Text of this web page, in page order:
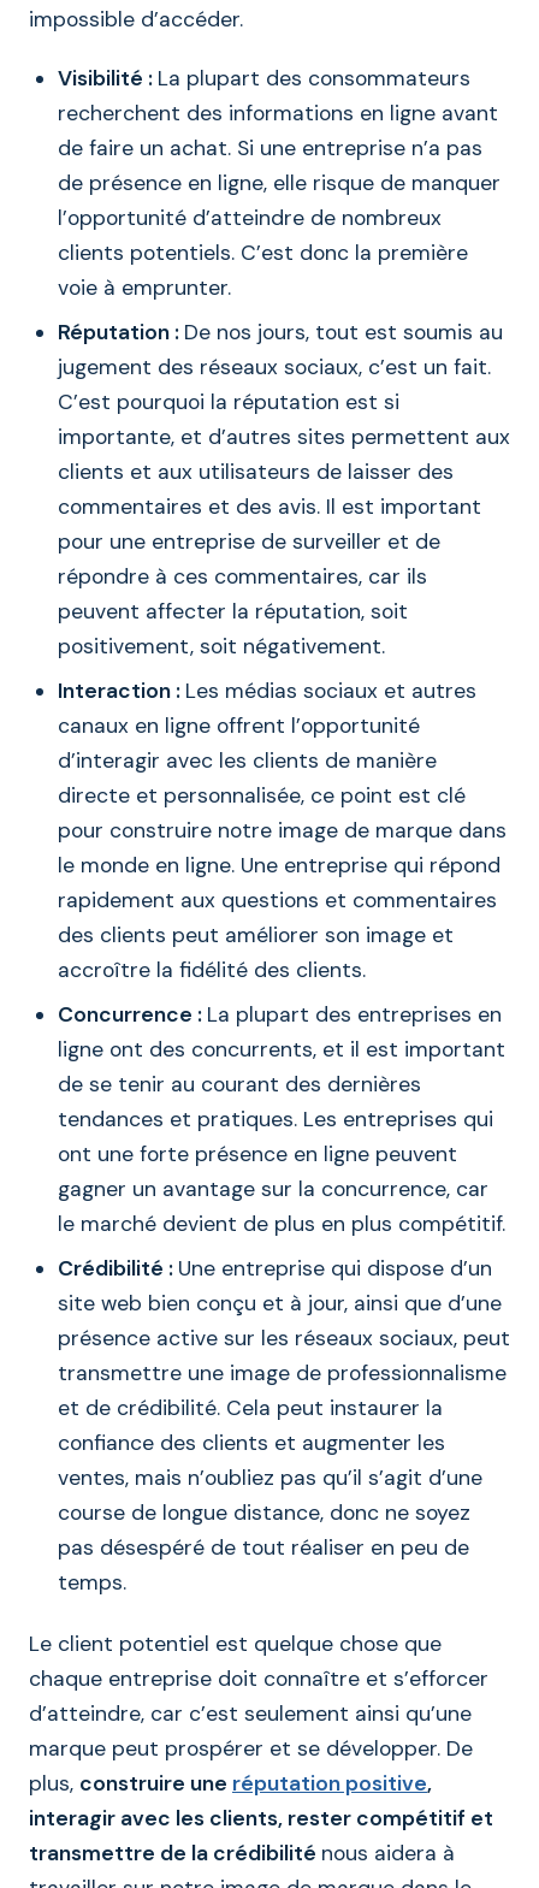
impossible d’accéder.
Visibilité : La plupart des consommateurs
recherchent des informations en ligne avant
de faire un achat. Si une entreprise n’a pas
de présence en ligne, elle risque de manquer
l’opportunité d’atteindre de nombreux
clients potentiels. C’est donc la première
voie à emprunter.
Réputation : De nos jours, tout est soumis au
jugement des réseaux sociaux, c’est un fait.
C’est pourquoi la réputation est si
importante, et d’autres sites permettent aux
clients et aux utilisateurs de laisser des
commentaires et des avis. Il est important
pour une entreprise de surveiller et de
répondre à ces commentaires, car ils
peuvent affecter la réputation, soit
positivement, soit négativement.
Interaction : Les médias sociaux et autres
canaux en ligne offrent l’opportunité
d’interagir avec les clients de manière
directe et personnalisée, ce point est clé
pour construire notre image de marque dans
le monde en ligne. Une entreprise qui répond
rapidement aux questions et commentaires
des clients peut améliorer son image et
accroître la fidélité des clients.
Concurrence : La plupart des entreprises en
ligne ont des concurrents, et il est important
de se tenir au courant des dernières
tendances et pratiques. Les entreprises qui
ont une forte présence en ligne peuvent
gagner un avantage sur la concurrence, car
le marché devient de plus en plus compétitif.
Crédibilité : Une entreprise qui dispose d’un
site web bien conçu et à jour, ainsi que d’une
présence active sur les réseaux sociaux, peut
transmettre une image de professionnalisme
et de crédibilité. Cela peut instaurer la
confiance des clients et augmenter les
ventes, mais n’oubliez pas qu’il s’agit d’une
course de longue distance, donc ne soyez
pas désespéré de tout réaliser en peu de
temps.
Le client potentiel est quelque chose que
chaque entreprise doit connaître et s’efforcer
d’atteindre, car c’est seulement ainsi qu’une
marque peut prospérer et se développer. De
plus, construire une réputation positive,
interagir avec les clients, rester compétitif et
transmettre de la crédibilité nous aidera à